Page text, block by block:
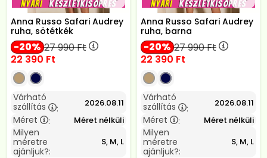
Anna Russo Safari Audrey
ruha, sötétkék
20 27 990Ft
22 390 Ft
Várható
szállítás
: 2026.08.11
Méret : Méret nélküli
Milyen
méretre
ajánljuk?:
S, M, L
Anna Russo Safari Audrey
ruha, barna
20 27 990Ft
22 390 Ft
Várható
szállítás
: 2026.08.11
Méret : Méret nélküli
Milyen
méretre
ajánljuk?:
S, M, L